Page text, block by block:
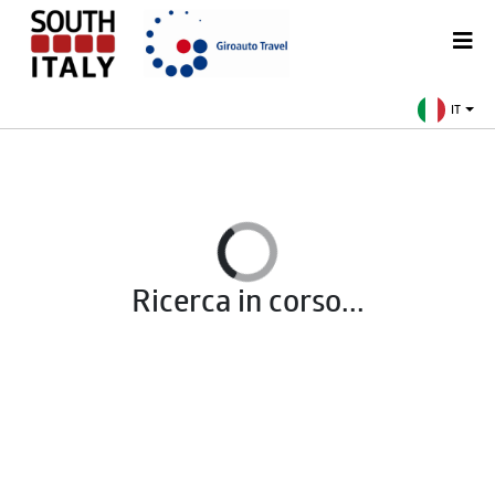
IT
Ricerca in corso...